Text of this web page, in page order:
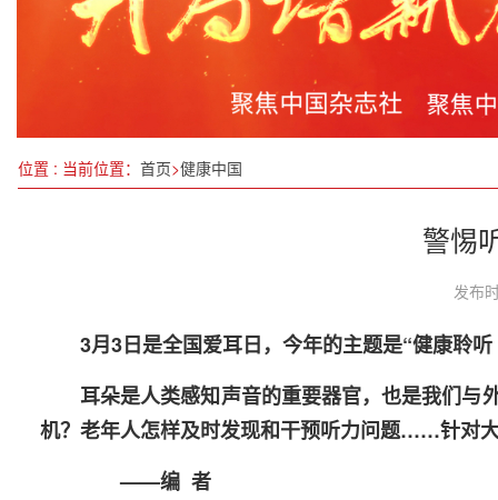
别让体重秤“欺骗”了你
四川部署全国两会期间安全生产工作
位置 : 当前位置： 首页>健康中国
警惕
发布
3月3日是全国爱耳日，今年的主题是“健康聆
耳朵是人类感知声音的重要器官，也是我们与
机？老年人怎样及时发现和干预听力问题……针对
——编 者